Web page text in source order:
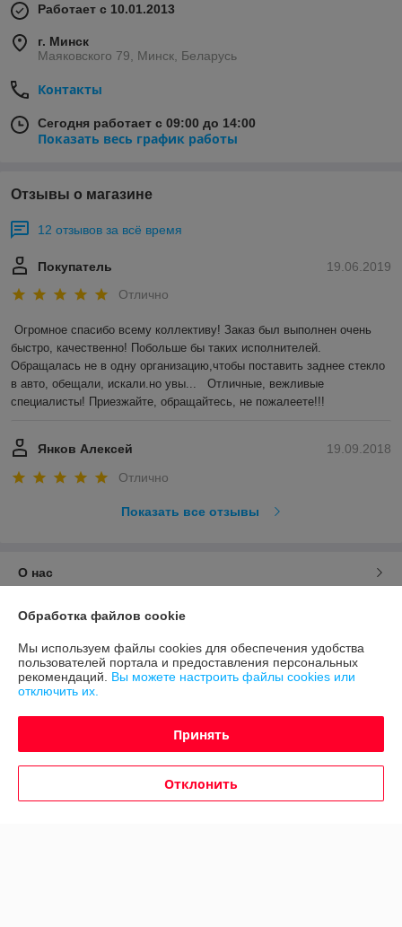
Работает с 10.01.2013
г. Минск
Маяковского 79, Минск, Беларусь
Контакты
Сегодня работает с 09:00 до 14:00
Показать весь график работы
Отзывы о магазине
12 отзывов за всё время
19.06.2019
Покупатель
Отлично
Огромное спасибо всему коллективу! Заказ был выполнен очень
быстро, качественно! Побольше бы таких исполнителей.
Обращалась не в одну организацию,чтобы поставить заднее стекло
в авто, обещали, искали.но увы...   Отличные, вежливые
специалисты! Приезжайте, обращайтесь, не пожалеете!!!
19.09.2018
Янков Алексей
Отлично
Показать все отзывы
О нас
Контакты
Доставка и оплата
График работы
Политика обработки cookies
Обработка файлов cookie
Мы используем файлы cookies для обеспечения удобства
пользователей портала и предоставления персональных
рекомендаций. Вы можете настроить файлы cookies или
отключить их.
Принять
Отклонить